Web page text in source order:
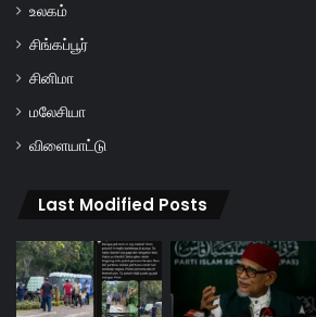
உலகம்
சிங்கப்பூர்
சினிமா
மலேசியா
விளையாட்டு
Last Modified Posts